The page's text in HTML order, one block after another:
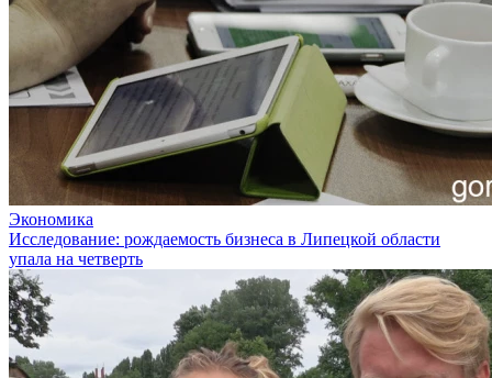
Экономика
Исследование: рождаемость бизнеса в Липецкой области
упала на четверть